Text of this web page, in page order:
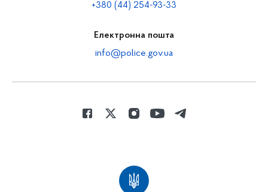
+380 (44) 254-93-33
Електронна пошта
info@police.gov.ua